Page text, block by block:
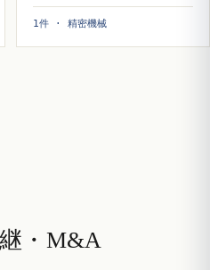
1件 · 精密機械
・M&A